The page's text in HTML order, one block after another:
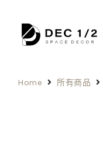
Home 所有商品